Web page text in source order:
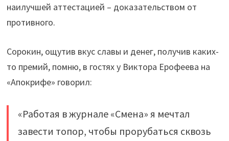
наилучшей аттестацией – доказательством от
противного.
Сорокин, ощутив вкус славы и денег, получив каких-
то премий, помню, в гостях у Виктора Ерофеева на
«Апокрифе» говорил:
«Работая в журнале «Смена» я мечтал
завести топор, чтобы прорубаться сквозь